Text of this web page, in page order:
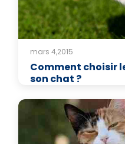
mars 4,2015
Comment choisir
son chat ?